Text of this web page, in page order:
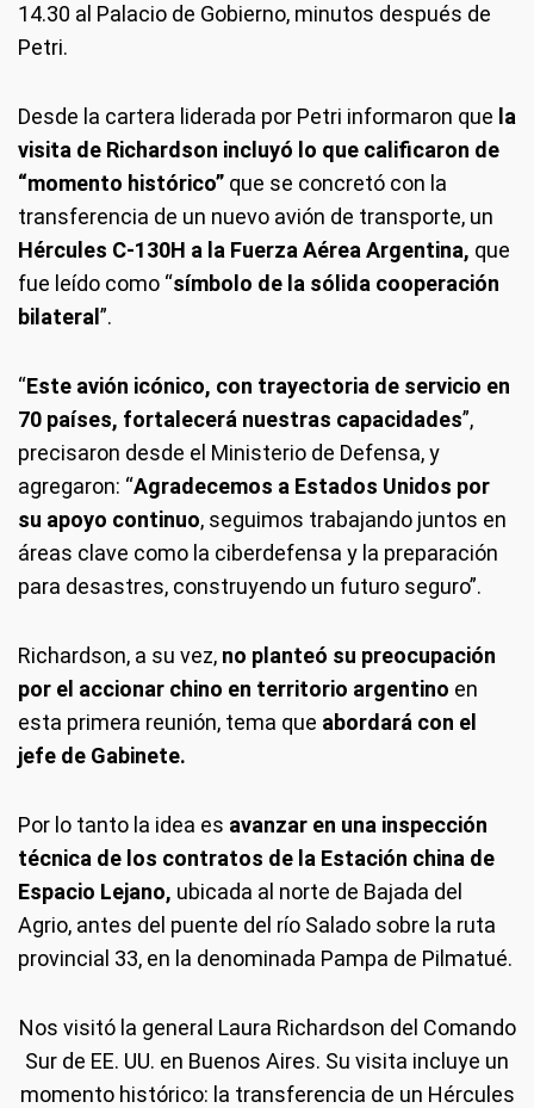
14.30 al Palacio de Gobierno, minutos después de
Petri.
Desde la cartera liderada por Petri informaron que la
visita de Richardson incluyó lo que calificaron de
“momento histórico” que se concretó con la
transferencia de un nuevo avión de transporte, un
Hércules C-130H a la Fuerza Aérea Argentina, que
fue leído como “símbolo de la sólida cooperación
bilateral ”.
“Este avión icónico, con trayectoria de servicio en
70 países, fortalecerá nuestras capacidades”,
precisaron desde el Ministerio de Defensa, y
agregaron: “Agradecemos a Estados Unidos por
su apoyo continuo, seguimos trabajando juntos en
áreas clave como la ciberdefensa y la preparación
para desastres, construyendo un futuro seguro”.
Richardson, a su vez, no planteó su preocupación
por el accionar chino en territorio argentino en
esta primera reunión, tema que abordará con el
jefe de Gabinete.
Por lo tanto la idea es avanzar en una inspección
técnica de los contratos de la Estación china de
Espacio Lejano, ubicada al norte de Bajada del
Agrio, antes del puente del río Salado sobre la ruta
provincial 33, en la denominada Pampa de Pilmatué.
Nos visitó la general Laura Richardson del Comando
Sur de EE. UU. en Buenos Aires. Su visita incluye un
momento histórico: la transferencia de un Hércules